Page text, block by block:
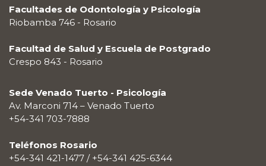
Facultades de Odontología y Psicología
Riobamba 746 - Rosario
Facultad de Salud y Escuela de Postgrado
Crespo 843 - Rosario
Sede Venado Tuerto - Psicología
Av. Marconi 714 – Venado Tuerto
+54-341 703-7888
Teléfonos Rosario
+54-341 421-1477 / +54-341 425-6344